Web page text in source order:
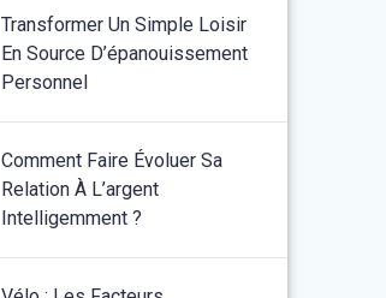
Transformer Un Simple Loisir
En Source D’épanouissement
Personnel
Comment Faire Évoluer Sa
Relation À L’argent
Intelligemment ?